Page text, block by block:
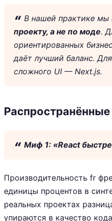
В нашей практике мы
проекту, а не по моде.
ориентированных
даёт лучший баланс.
сложного UI — Next.js.
Миф 1: «React
Производительность fr
единицы процентов в
реальных проектах
упираются в качество